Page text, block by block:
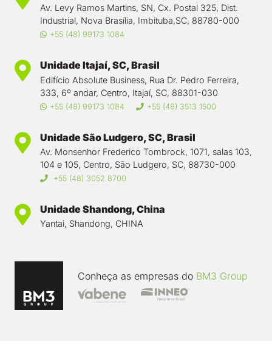
Av. Levy Ramos Martins, SN, Cx. Postal 325, Dist.
Industrial, Nova Brasília, Imbituba,SC, 88780-000
+55 (48) 99173 1084
Unidade Itajaí, SC, Brasil
Edifício Absolute Business, Rua Dr. Pedro Ferreira,
333, 6º andar, Centro, Itajaí, SC, 88301-030
+55 (48) 99173 1084 +55 (48) 3513 1500
Unidade São Ludgero, SC, Brasil
Av. Monsenhor Frederico Tombrock, 1071, salas 103,
104 e 105, Centro, São Ludgero, SC, 88730-000
+55 (48) 3052 8700
Unidade Shandong, China
Yantai, Shandong, CHINA
Conheça as empresas do BM3 Group